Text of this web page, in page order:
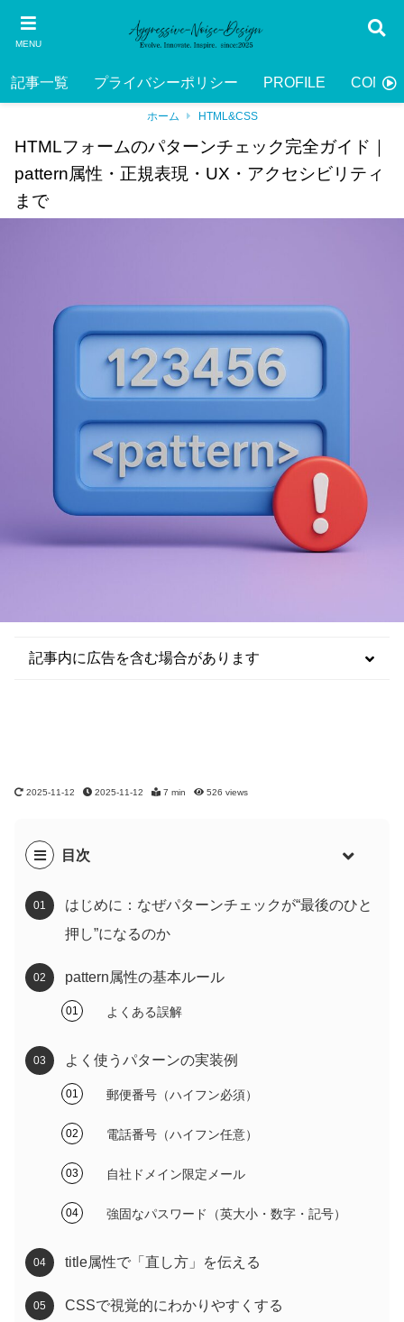
MENU
記事一覧 プライバシーポリシー PROFILE
ホーム HTML&CSS
HTMLフォームのパターンチェック完全ガイド｜
pattern属性・正規表現・UX・アクセシビリティ
まで
2025-11-12 2025-11-12 7 min 526 views
記事内に広告を含む場合があります
目次
はじめに：なぜパターンチェックが“最後のひと
押し”になるのか
pattern属性の基本ルール
よくある誤解
よく使うパターンの実装例
郵便番号（ハイフン必須）
電話番号（ハイフン任意）
自社ドメイン限定メール
強固なパスワード（英大小・数字・記号）
title属性で「直し方」を伝える
CSSで視覚的にわかりやすくする